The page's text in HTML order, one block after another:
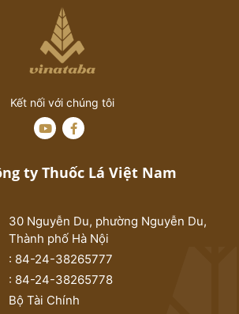
Kết nối với chúng tôi
ty Thuốc Lá Việt Nam
30 Nguyễn Du, phường Nguyễn Du,
Thành phố Hà Nội
: 84-24-38265777
: 84-24-38265778
Bộ Tài Chính